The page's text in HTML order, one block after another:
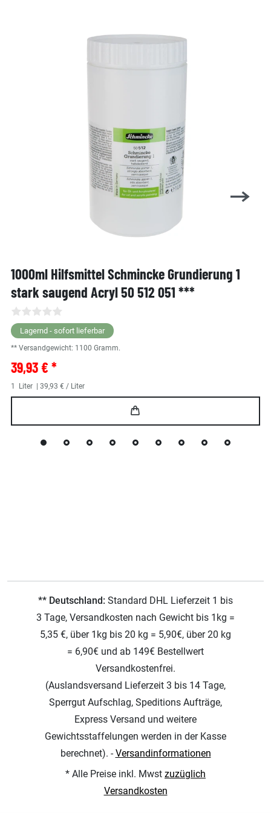
1000ml Hilfsmittel Schmincke Grundierung 1
stark saugend Acryl 50 512 051 ***
Lagernd - sofort lieferbar
** Versandgewicht: 1100 Gramm.
39,93 € *
1 Liter | 39,93 € / Liter
** Deutschland: Standard DHL Lieferzeit 1 bis
3 Tage, Versandkosten nach Gewicht bis 1kg =
5,35 €, über 1kg bis 20 kg = 5,90€, über 20 kg
= 6,90€ und ab 149€ Bestellwert
Versandkostenfrei.
(Auslandsversand Lieferzeit 3 bis 14 Tage,
Sperrgut Aufschlag, Speditions Aufträge,
Express Versand und weitere
Gewichtsstaffelungen werden in der Kasse
berechnet). -Versandinformationen
* Alle Preise inkl. Mwst zuzüglich
Versandkosten